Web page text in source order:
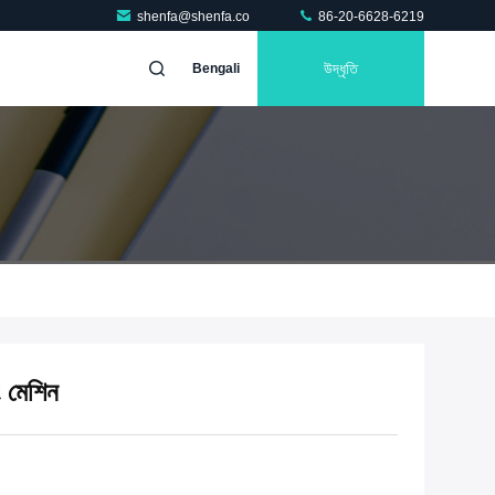
shenfa@shenfa.co 86-20-6628-6219
Bengali উদ্ধৃতি